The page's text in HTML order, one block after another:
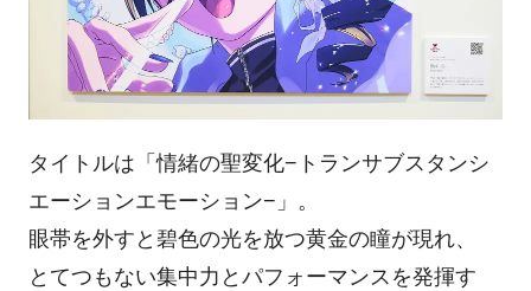
タイトルは「情緒の聖変化−トランサブスタンシ
エーションエモーション−」。
眼帯を外すと碧色の光を放つ黄金の瞳が現れ、
とてつもない集中力とパフォーマンスを発揮す